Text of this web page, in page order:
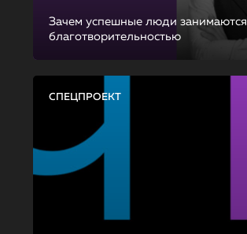
Зачем успешные люди занимаются
благотворительностью
СПЕЦПРОЕКТ